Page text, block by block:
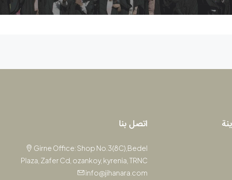
اتصل بنا
Girne Office: Shop No.3(8C),Bedel
Plaza, Zafer Cd, ozankoy, kyrenia, TRNC
info@jihanara.com